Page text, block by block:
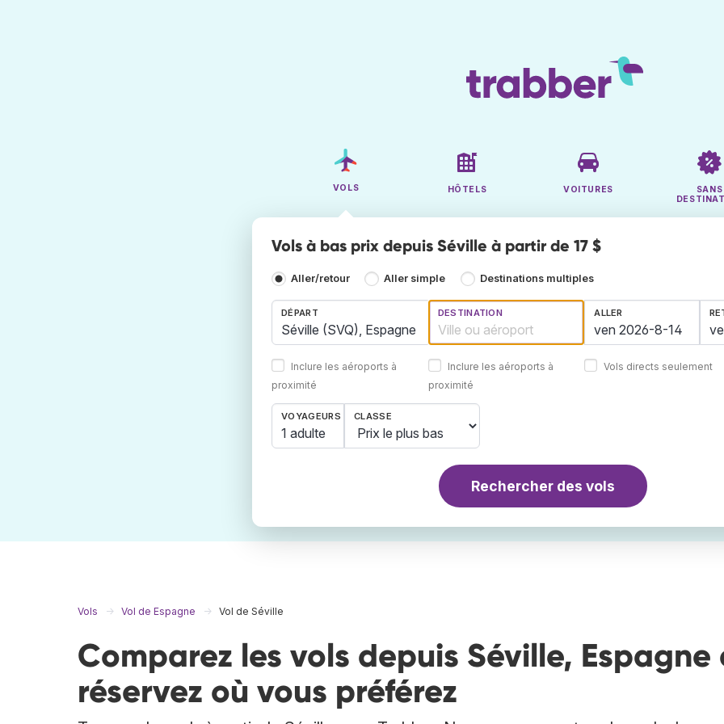
VOLS HÔTELS VOITURES
SANS
Vols à bas prix depuis Séville à partir de 17 $
Aller/retour Aller simple Destinations multiples
DÉPART
Inclure les aéroports à
proximité
DESTINATION
Inclure les aéroports à
proximité
ALLER
Vols directs seulement
VOYAGEURS
1 adulte
CLASSE
Rechercher des vols
Vols Vol de Espagne Vol de Séville
Comparez les vols depuis Séville, Espagne
réservez où vous préférez